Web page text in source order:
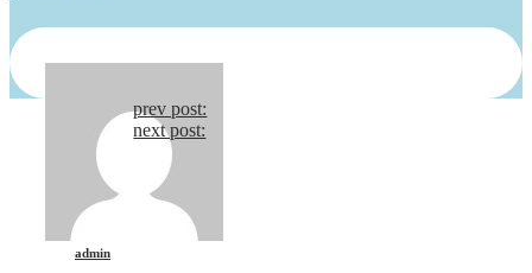
admin
Continue
Reading
prev post:
next post: